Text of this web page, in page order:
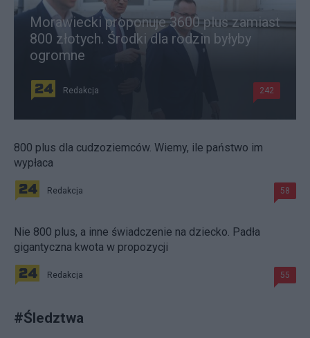
Morawiecki proponuje 3600 plus zamiast
800 złotych. Środki dla rodzin byłyby
ogromne
Redakcja 242
800 plus dla cudzoziemców. Wiemy, ile państwo im
wypłaca
Redakcja 58
Nie 800 plus, a inne świadczenie na dziecko. Padła
gigantyczna kwota w propozycji
Redakcja 55
#Śledztwa